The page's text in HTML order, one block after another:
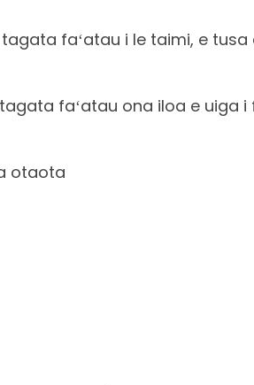
faʻatau i le taimi, e
faʻatau ona iloa e uiga
otaota